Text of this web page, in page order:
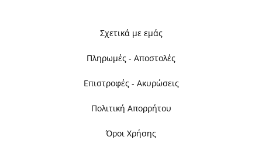
Σχετικά με εμάς
Πληρωμές - Αποστολές
Επιστροφές - Ακυρώσεις
Πολιτική Απορρήτου
Όροι Χρήσης